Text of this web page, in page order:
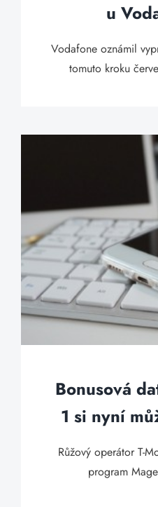
u
Vodafone oznámil
tomuto kroku
Bonusová
1 si nyní
Růžový operátor T-
program